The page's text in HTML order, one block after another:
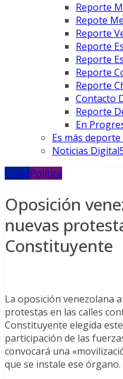
Reporte
Repote
Reporte
Reporte
Reporte
Reporte
Reporte
Contacto
Reporte
En
Es más
Noticias
OtrosPolítica
Oposición
nuevas
Constituyente
La oposición venezolana
protestas en las calles
Constituyente elegida
participación de las
convocará una
que se instale ese órgano.